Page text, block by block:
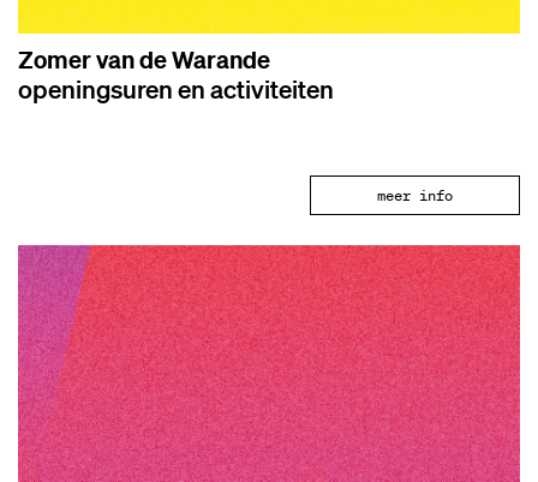
Zomer van de Warande
openingsuren en activiteiten
meer info